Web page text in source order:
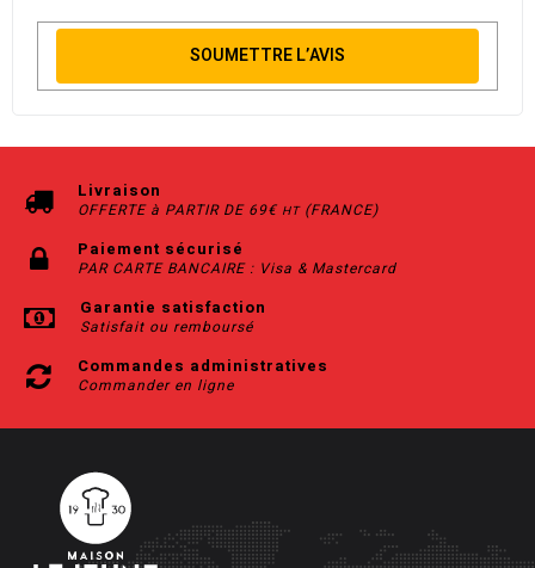
SOUMETTRE L’AVIS
Livraison
OFFERTE à PARTIR DE 69€ HT(FRANCE)
Paiement sécurisé
PAR CARTE BANCAIRE : Visa & Mastercard
Garantie satisfaction
Satisfait ou remboursé
Commandes administratives
Commander en ligne